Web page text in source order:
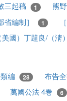
三起稿 1
熊
省編制］ 1
美國）丁韙良/（
編 28
布告
萬國公法 4巻 6